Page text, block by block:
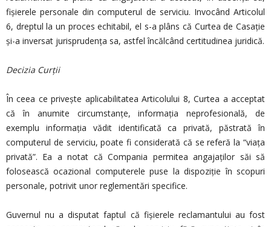
fişierele personale din computerul de serviciu. Invocând Articolul
6, dreptul la un proces echitabil, el s-a plâns că Curtea de Casaţie
şi-a inversat jurisprudența sa, astfel încălcând certitudinea juridică.
Decizia Curţii
În ceea ce priveşte aplicabilitatea Articolului 8, Curtea a acceptat
că în anumite circumstanţe, informaţia neprofesională, de
exemplu informaţia vădit identificată ca privată, păstrată în
computerul de serviciu, poate fi considerată că se referă la “viaţa
privată”. Ea a notat că Compania permitea angajaţilor săi să
folosească ocazional computerele puse la dispoziţie în scopuri
personale, potrivit unor reglementări specifice.
Guvernul nu a disputat faptul că fişierele reclamantului au fost